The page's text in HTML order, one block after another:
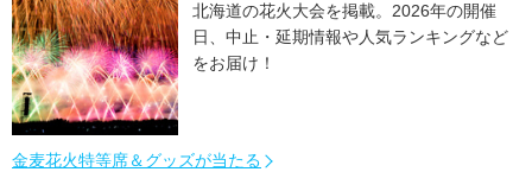
北海道の花火大会を掲載。2026年の開催
日、中止・延期情報や人気ランキングなど
をお届け！
金麦花火特等席＆グッズが当たる